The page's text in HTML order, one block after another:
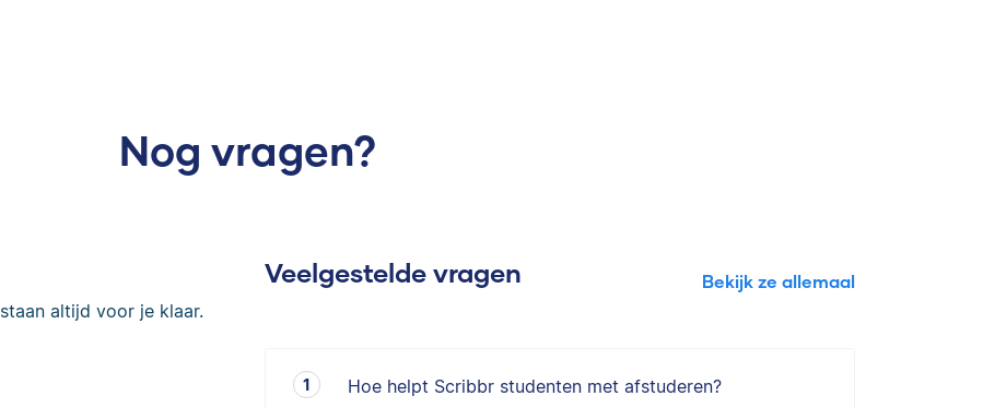
Nog vragen?
staan altijd voor je klaar.
Veelgestelde vragen Bekijk ze allemaal
Hoe helpt Scribbr studenten met afstuderen?